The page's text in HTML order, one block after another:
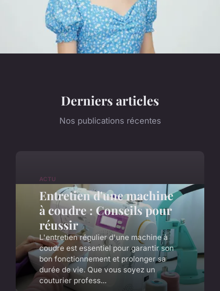
Derniers articles
Nos publications récentes
ACTU
Entretien d'une machine
à coudre : Conseils pour
réussir
L'entretien régulier d'une machine à
coudre est essentiel pour garantir son
bon fonctionnement et prolonger sa
durée de vie. Que vous soyez un
couturier profess...